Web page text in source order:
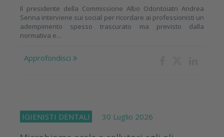
Il presidente della Commissione Albo Odontoiatri Andrea
Senna interviene sui social per ricordare ai professionisti un
adempimento spesso trascurato ma previsto dalla
normativa e...
Approfondisci
IGIENISTI DENTALI 30 Luglio 2026